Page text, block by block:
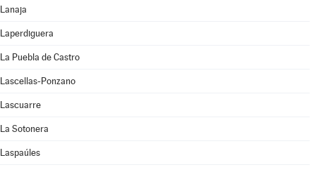
Lanaja
Laperdiguera
La Puebla de Castro
Lascellas-Ponzano
Lascuarre
La Sotonera
Laspaúles